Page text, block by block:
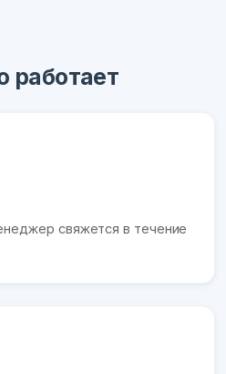
работает
свяжется в течение